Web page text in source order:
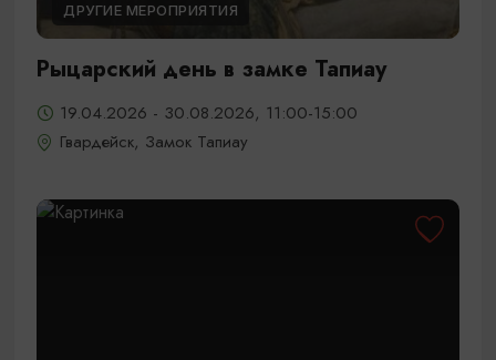
ДРУГИЕ МЕРОПРИЯТИЯ
Рыцарский день в замке Тапиау
19.04.2026 - 30.08.2026, 11:00-15:00
Гвардейск, Замок Тапиау